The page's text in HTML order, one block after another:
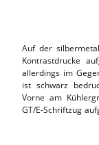
Auf der
Kontrastdrucke
allerdings im
ist schwarz
Vorne am
GT/E-Schriftzug